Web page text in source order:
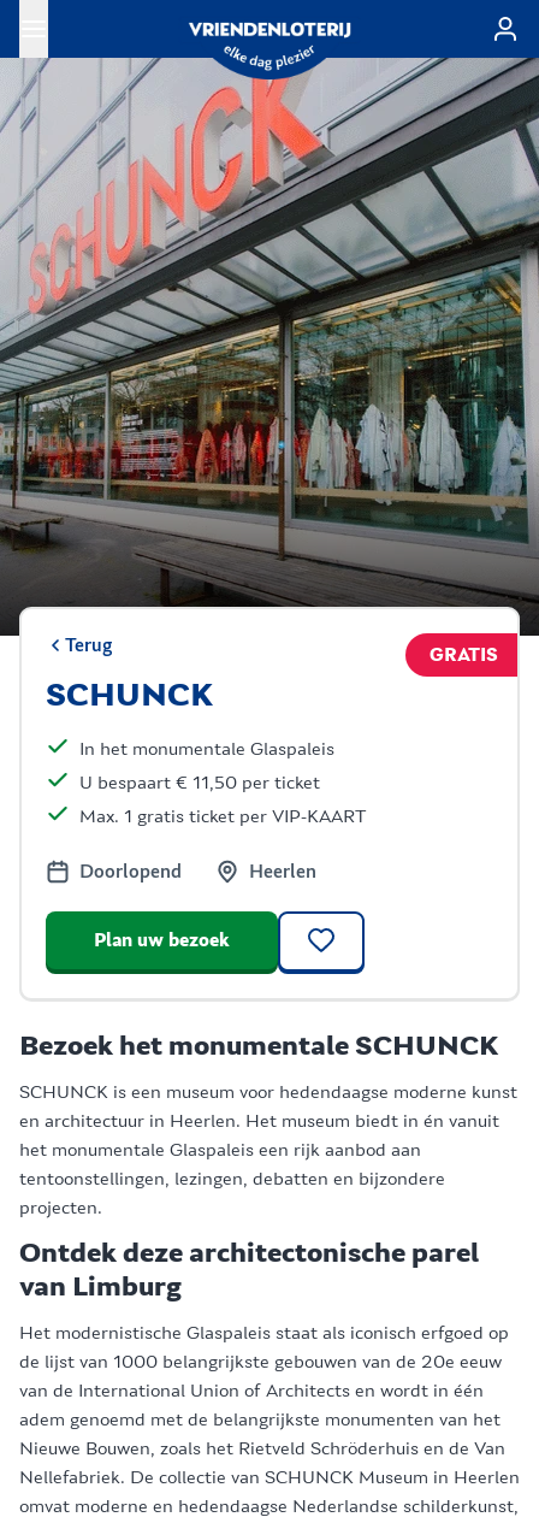
Ga naar de hoofdinhoud
Terug
SCHUNCK
GRATIS
In het monumentale Glaspaleis
U bespaart € 11,50 per ticket
Max. 1 gratis ticket per VIP-KAART
Doorlopend Heerlen
Plan uw bezoek
Bezoek het monumentale SCHUNCK
SCHUNCK is een museum voor hedendaagse moderne kunst
en architectuur in Heerlen. Het museum biedt in én vanuit
het monumentale Glaspaleis een rijk aanbod aan
tentoonstellingen, lezingen, debatten en bijzondere
projecten.
Ontdek deze architectonische parel
van Limburg
Het modernistische Glaspaleis staat als iconisch erfgoed op
de lijst van 1000 belangrijkste gebouwen van de 20e eeuw
van de International Union of Architects en wordt in één
adem genoemd met de belangrijkste monumenten van het
Nieuwe Bouwen, zoals het Rietveld Schröderhuis en de Van
Nellefabriek. De collectie van SCHUNCK Museum in Heerlen
omvat moderne en hedendaagse Nederlandse schilderkunst,